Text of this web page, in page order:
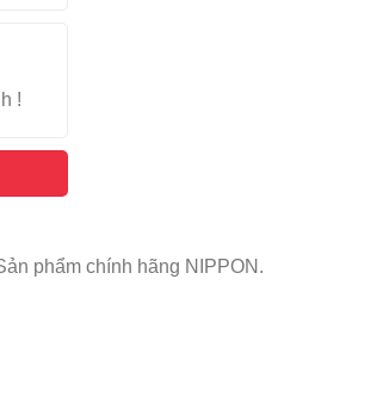
!
phẩm chính hãng NIPPON.